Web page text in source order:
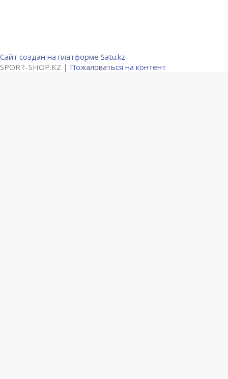
Сайт создан на платформе Satu.kz
SPORT-SHOP.KZ | Пожаловаться на контент